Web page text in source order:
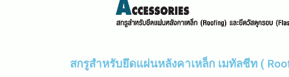
สกรูสำหรับยึดแผ่นหลังคาเหล็ก เมทัลชีท (